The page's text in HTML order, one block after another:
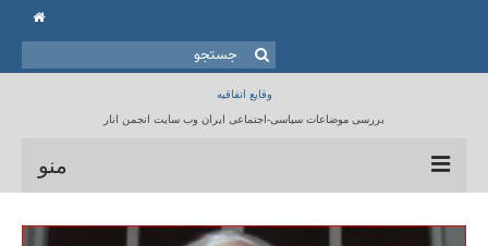
جستجو
برای:
وقایع اتفاقیه
بررسی موضاعات سیاسی-اجتماعی ایران وب سایت انجمن انار
منو
خانه